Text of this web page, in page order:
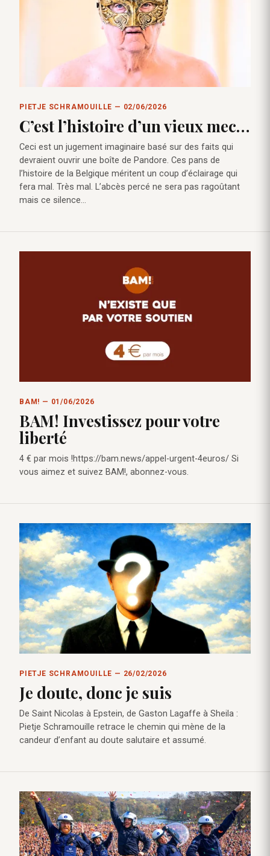
PIETJE SCHRAMOUILLE — 02/06/2026
C’est l’histoire d’un vieux mec…
Ceci est un jugement imaginaire basé sur des faits qui
devraient ouvrir une boîte de Pandore. Ces pans de
l’histoire de la Belgique méritent un coup d’éclairage qui
fera mal. Très mal. L’abcès percé ne sera pas ragoûtant
mais ce silence…
BAM! — 01/06/2026
BAM! Investissez pour votre
liberté
4 € par mois !https://bam.news/appel-urgent-4euros/ Si
vous aimez et suivez BAM!, abonnez-vous.
PIETJE SCHRAMOUILLE — 26/02/2026
Je doute, donc je suis
De Saint Nicolas à Epstein, de Gaston Lagaffe à Sheila :
Pietje Schramouille retrace le chemin qui mène de la
candeur d’enfant au doute salutaire et assumé.